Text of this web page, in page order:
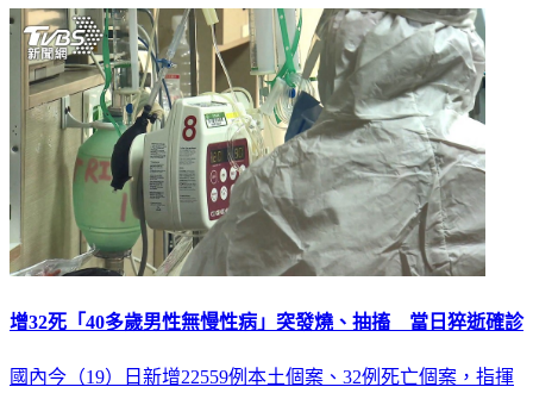
增32死「40多歲男性無慢性病」突發燒、抽搐 當日猝逝確診
國內今（19）日新增22559例本土個案、32例死亡個案，指揮